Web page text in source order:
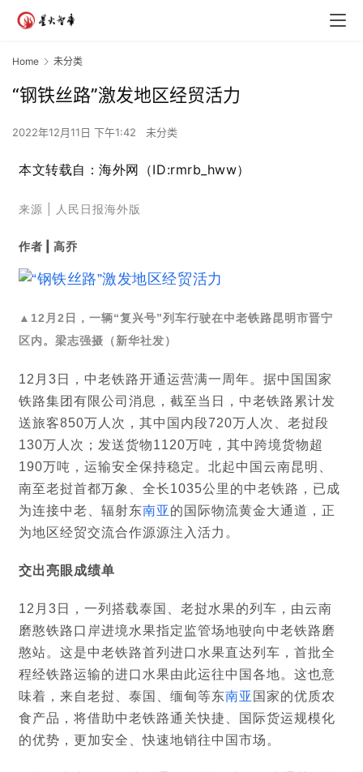
Home 未分类
“钢铁丝路”激发地区经贸活力
2022年12月11日 下午1:42 未分类
本文转载自：海外网（ID:rmrb_hww）
来源 | 人民日报海外版
作者 | 高乔
▲ 12月2日，一辆“复兴号”列车行驶在中老铁路昆明市晋宁
区内。 梁志强摄（新华社发）
12月3日，中老铁路开通运营满一周年。据中国国家
铁路集团有限公司消息，截至当日，中老铁路累计发
送旅客850万人次，其中国内段720万人次、老挝段
130万人次；发送货物1120万吨，其中跨境货物超
190万吨，运输安全保持稳定。北起中国云南昆明、
南至老挝首都万象、全长1035公里的中老铁路，已成
为连接中老、辐射东南亚 的国际物流黄金大通道，正
为地区经贸交流合作源源注入活力。
交出亮眼成绩单
12月3日，一列搭载泰国、老挝水果的列车，由云南
磨憨铁路口岸进境水果指定监管场地驶向中老铁路磨
憨站。这是中老铁路首列进口水果直达列车，首批全
程经铁路运输的进口水果由此运往中国各地。这也意
味着，来自老挝、泰国、缅甸等东南亚 国家的优质农
食产品，将借助中老铁路通关快捷、国际货运规模化
的优势，更加安全、快速地销往中国市场。